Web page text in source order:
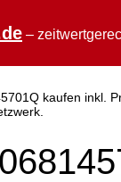
–
kaufen inkl.